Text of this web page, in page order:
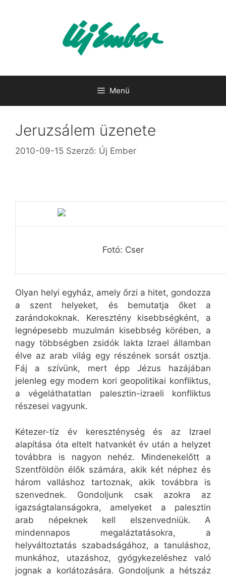
Menü
Jeruzsálem üzenete
2010-09-15 Szerző: Új Ember
Fotó: Cser
Olyan helyi egyház, amely őrzi a hitet, gondozza
a szent helyeket, és bemutatja őket a
zarándokoknak. Keresztény kisebbségként, a
legnépesebb muzulmán kisebbség körében, a
nagy többségben zsidók lakta Izrael államban
élve az arab világ egy részének sorsát osztja.
Fáj a szívünk, mert épp Jézus hazájában
jelenleg egy modern kori geopolitikai konfliktus,
a végeláthatatlan palesztin-izraeli konfliktus
részesei vagyunk.
Kétezer-tíz év kereszténység és az Izrael
alapítása óta eltelt hatvankét év után a helyzet
továbbra is nagyon nehéz. Mindenekelőtt a
Szentföldön élők számára, akik két néphez és
három valláshoz tartoznak, akik továbbra is
szenvednek. Gondoljunk csak azokra az
igazságtalanságokra, amelyeket a palesztin
arab népeknek kell elszenvedniük. A
mindennapos megaláztatásokra, a
helyváltoztatás szabadságához, a tanuláshoz,
munkához, utazáshoz, gyógykezeléshez való
jognak a korlátozására. Gondoljunk a hétszáz